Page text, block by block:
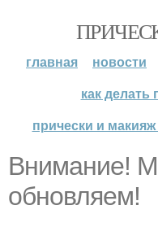
главная новости
как делать
прически и
Внимание!
обновляем!